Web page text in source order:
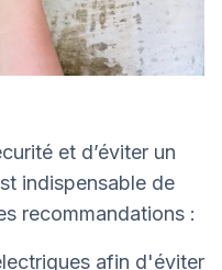
et d’éviter un
indispensable de
recommandations :
afin d'éviter